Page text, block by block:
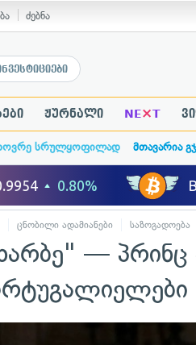
ძებნა
ჟურნალი NE×T
სრულყოფილად მთავარია
ცნობილი ადამიანები საზოგადოება
— პრინც